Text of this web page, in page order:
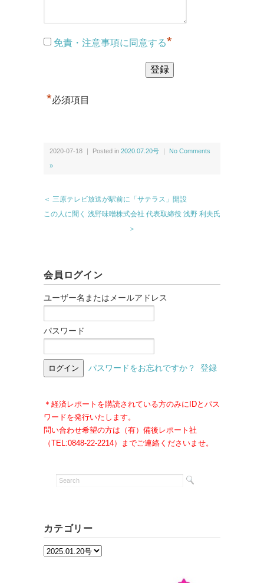
免責・注意事項に同意する*
*必須項目
2020-07-18 ｜ Posted in 2020.07.20号 No Comments
»
＜ 三原テレビ放送が駅前に「サテラス」開設
この人に聞く 浅野味噌株式会社 代表取締役 浅野 利夫氏
＞
会員ログイン
ユーザー名またはメールアドレス
パスワード
パスワードをお忘れですか？ 登録
＊経済レポートを購読されている方のみにIDとパス
ワードを発行いたします。
問い合わせ希望の方は（有）備後レポート社
（TEL:0848-22-2214）までご連絡くださいませ。
カテゴリー
カ